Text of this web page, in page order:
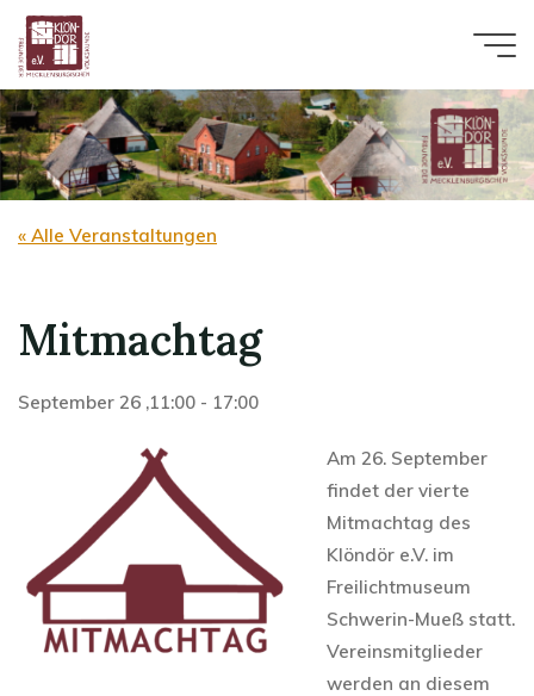
Zum
Inhalt
springen
« Alle Veranstaltungen
Mitmachtag
September 26 ,11:00 - 17:00
Am 26. September
findet der vierte
Mitmachtag des
Klöndör e.V. im
Freilichtmuseum
Schwerin-Mueß statt.
Vereinsmitglieder
werden an diesem